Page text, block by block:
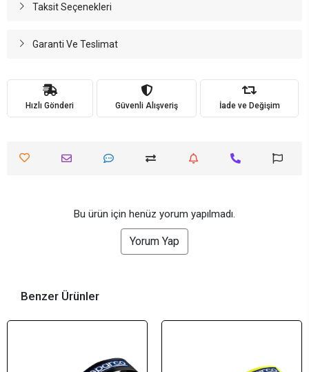
Taksit Seçenekleri
Garanti Ve Teslimat
Hızlı Gönderi Güvenli Alışveriş İade ve Değişim
Bu ürün için henüz yorum yapılmadı.
Yorum Yap
Benzer Ürünler